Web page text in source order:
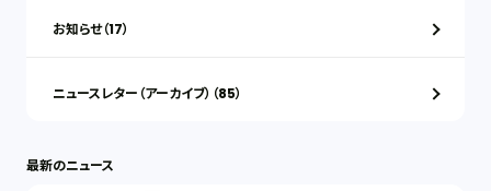
お知らせ（17）
ニュースレター（アーカイブ）（85）
最新のニュース